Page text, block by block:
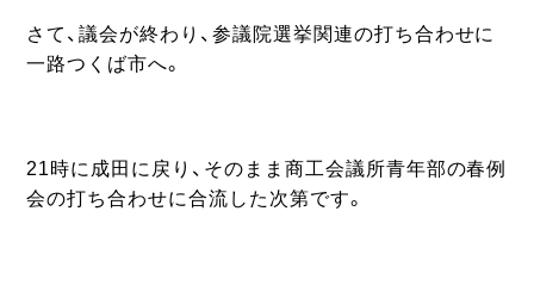
さて、議会が終わり、参議院選挙関連の打ち合わせに
一路つくば市へ。
21時に成田に戻り、そのまま商工会議所青年部の春例
会の打ち合わせに合流した次第です。